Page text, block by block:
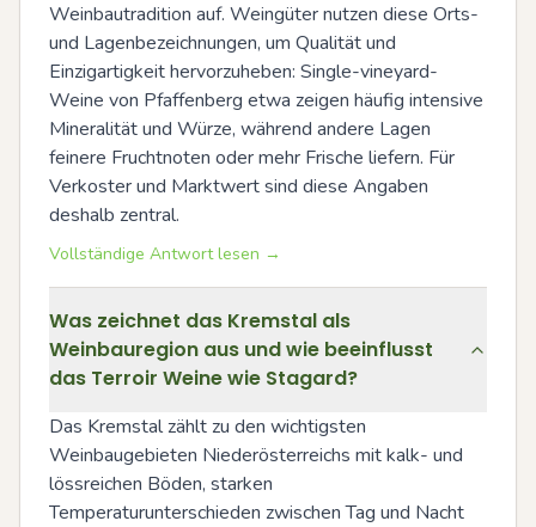
Weinbautradition auf. Weingüter nutzen diese Orts-
und Lagenbezeichnungen, um Qualität und
Einzigartigkeit hervorzuheben: Single-vineyard-
Weine von Pfaffenberg etwa zeigen häufig intensive
Mineralität und Würze, während andere Lagen
feinere Fruchtnoten oder mehr Frische liefern. Für
Verkoster und Marktwert sind diese Angaben
deshalb zentral.
Vollständige Antwort lesen →
Was zeichnet das Kremstal als
Weinbauregion aus und wie beeinflusst
das Terroir Weine wie Stagard?
Das Kremstal zählt zu den wichtigsten
Weinbaugebieten Niederösterreichs mit kalk- und
lössreichen Böden, starken
Temperaturunterschieden zwischen Tag und Nacht